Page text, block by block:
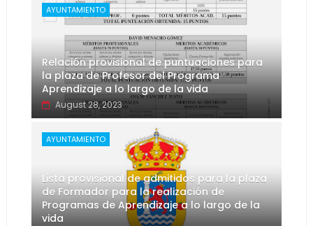
AYUNTAMIENTO
Relación provisional de puntuaciones para
la plaza de Profesor del Programa
Aprendizaje a lo largo de la vida
August 28, 2023
AYUNTAMIENTO
Lista provisional de admitidos para la plaza
de Formador para la realización de
Programas de Aprendizaje a lo largo de la
vida